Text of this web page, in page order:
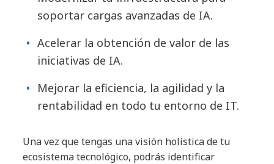
soportar cargas avanzadas de IA.
Acelerar la obtención de valor de las
iniciativas de IA.
Mejorar la eficiencia, la agilidad y la
rentabilidad en todo tu entorno de IT.
Una vez que tengas una visión holística de tu
ecosistema tecnológico, podrás identificar